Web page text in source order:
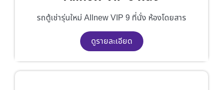
รถตู้เช่ารุ่นใหม่ Allnew VIP 9 ที่นั่ง ห้องโดยสาร
ดูรายละเอียด